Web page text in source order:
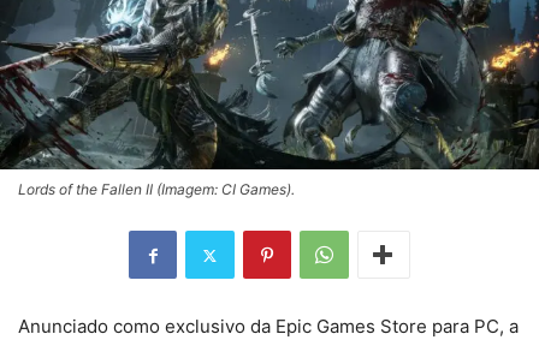
Lords of the Fallen II (Imagem: CI Games).
Anunciado como exclusivo da Epic Games Store para PC, a